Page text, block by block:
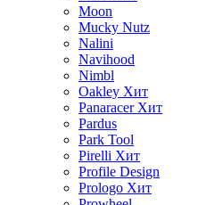
Moon
Mucky Nutz
Nalini
Navihood
Nimbl
Oakley Хит
Panaracer Хит
Pardus
Park Tool
Pirelli Хит
Profile Design
Prologo Хит